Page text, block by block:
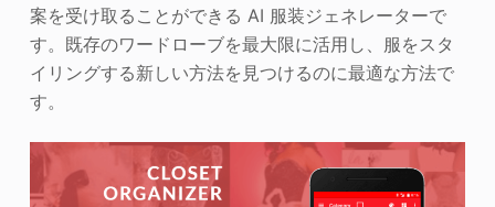
案を受け取ることができる AI 服装ジェネレーターで
す。既存のワードローブを最大限に活用し、服をスタ
イリングする新しい方法を見つけるのに最適な方法で
す。